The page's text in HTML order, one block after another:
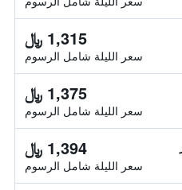
1,315 ﷼
سعر الليلة شامل الرسوم
1,375 ﷼
سعر الليلة شامل الرسوم
1,394 ﷼
سعر الليلة شامل الرسوم